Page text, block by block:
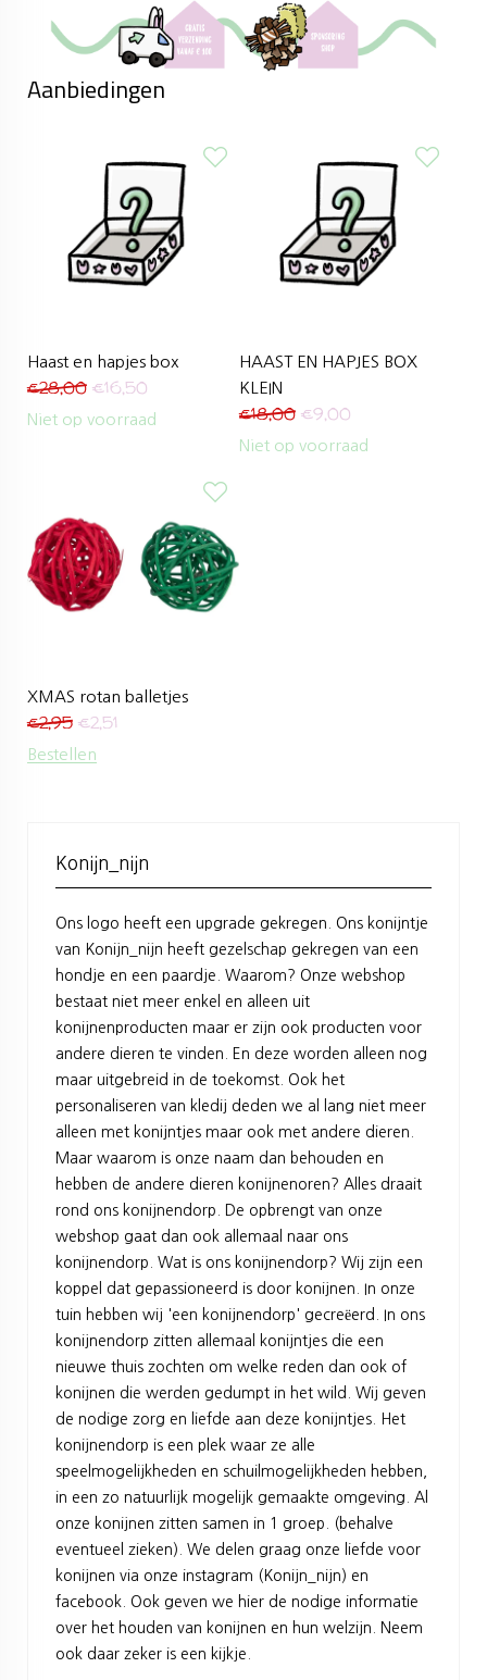
Aanbiedingen
Haast en hapjes box
€28,00 €16,50
Niet op voorraad
HAAST EN HAPJES BOX
KLEIN
€18,00 €9,00
Niet op voorraad
XMAS rotan balletjes
€2,95 €2,51
Bestellen
Konijn_nijn
Ons logo heeft een upgrade gekregen. Ons konijntje
van Konijn_nijn heeft gezelschap gekregen van een
hondje en een paardje. Waarom? Onze webshop
bestaat niet meer enkel en alleen uit
konijnenproducten maar er zijn ook producten voor
andere dieren te vinden. En deze worden alleen nog
maar uitgebreid in de toekomst. Ook het
personaliseren van kledij deden we al lang niet meer
alleen met konijntjes maar ook met andere dieren.
Maar waarom is onze naam dan behouden en
hebben de andere dieren konijnenoren? Alles draait
rond ons konijnendorp. De opbrengt van onze
webshop gaat dan ook allemaal naar ons
konijnendorp. Wat is ons konijnendorp? Wij zijn een
koppel dat gepassioneerd is door konijnen. In onze
tuin hebben wij 'een konijnendorp' gecreëerd. In ons
konijnendorp zitten allemaal konijntjes die een
nieuwe thuis zochten om welke reden dan ook of
konijnen die werden gedumpt in het wild. Wij geven
de nodige zorg en liefde aan deze konijntjes. Het
konijnendorp is een plek waar ze alle
speelmogelijkheden en schuilmogelijkheden hebben,
in een zo natuurlijk mogelijk gemaakte omgeving. Al
onze konijnen zitten samen in 1 groep. (behalve
eventueel zieken). We delen graag onze liefde voor
konijnen via onze instagram (Konijn_nijn) en
facebook. Ook geven we hier de nodige informatie
over het houden van konijnen en hun welzijn. Neem
ook daar zeker is een kijkje.